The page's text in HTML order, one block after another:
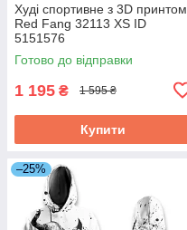
Худі спортивне з 3D принтом
Red Fang 32113 XS ID
5151576
Готово до відправки
1 195 ₴ 1 595 ₴
Купити
–25%